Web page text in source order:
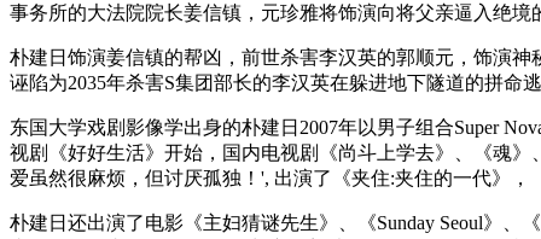
事务所的大法院院长姜信镇，元珍雅将饰演向将父亲逼入绝
朴建日饰演姜信镇的帮凶，前世杀害李汉英的郭顺元，饰演
诬陷为2035年杀害S集团部长的李汉英在躲进地下隧道的拼命
东国大学戏剧影像学出身的朴建日2007年以男子组合Super
视剧《好好生活》开始，国内电视剧《尚斗上学去》、《魂
爱虽然很麻烦，但讨厌孤独！', 出演了《夹住:夹住的一代》
朴建日还出演了电影《主妇猜谜先生》、《Sunday Seoul》